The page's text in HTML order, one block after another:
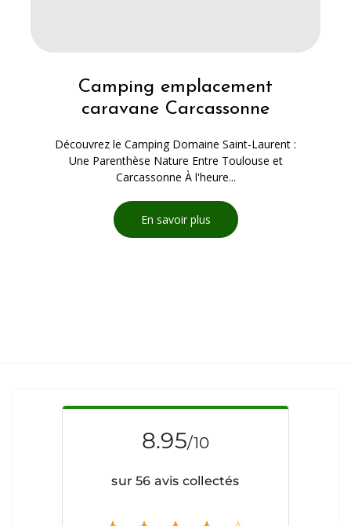
Camping emplacement
caravane Carcassonne
Découvrez le Camping Domaine Saint-Laurent :
Une Parenthèse Nature Entre Toulouse et
Carcassonne À l'heure...
En savoir plus